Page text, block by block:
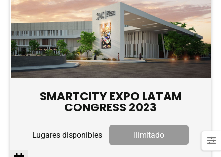
SMARTCITY EXPO LATAM
CONGRESS 2023
Lugares disponibles Ilimitado